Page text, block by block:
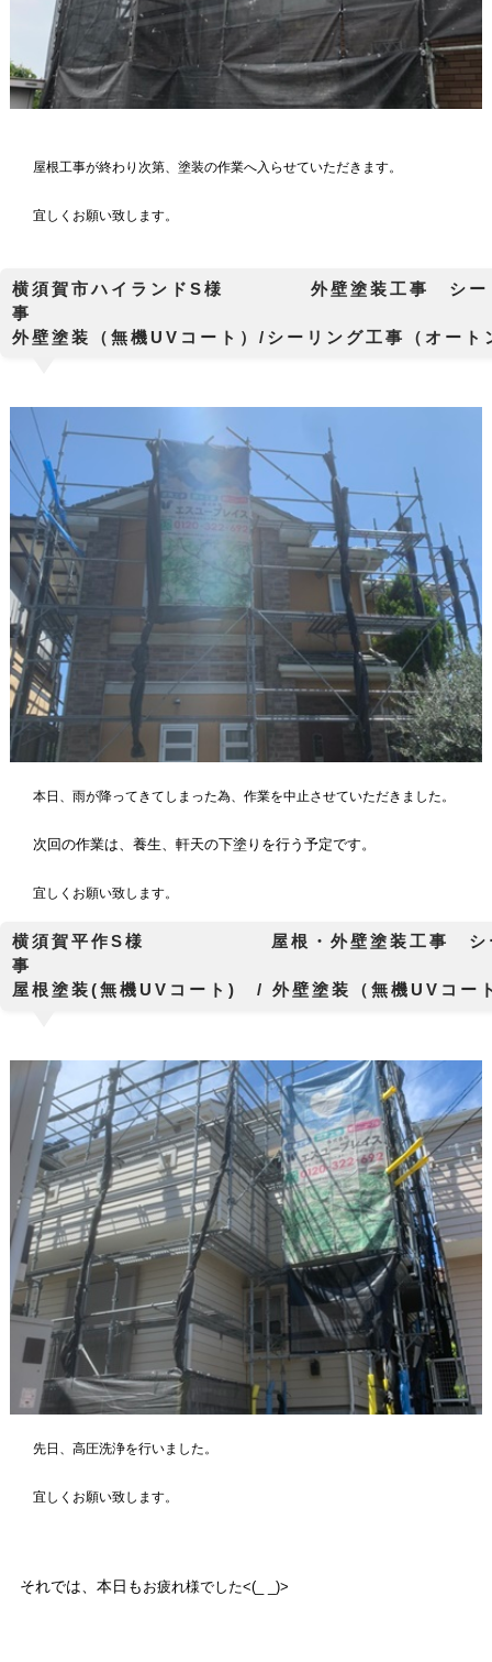
屋根工事が終わり次第、塗装の作業へ入らせていただきます。
宜しくお願い致します。
横須賀市ハイランドS様 外壁塗装工事
外壁塗装（無機UVコート）/シーリング工事（オー
本日、雨が降ってきてしまった為、作業を中止させていただきました。
次回の作業は、養生、軒天の下塗りを行う予定です。
宜しくお願い致します。
横須賀平作S様 屋根・外壁塗装工事 シー
屋根塗装(無機UVコート) / 外壁塗装（無機UVコ
先日、高圧洗浄を行いました。
宜しくお願い致します。
それでは、本日も お疲れ様でした<(_ _)>